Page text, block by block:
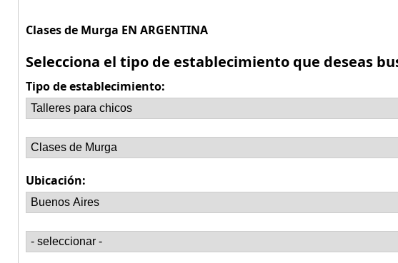
Clases de Murga EN ARGENTINA
Selecciona el tipo de establecimiento que deseas
Tipo de establecimiento:
Ubicación: